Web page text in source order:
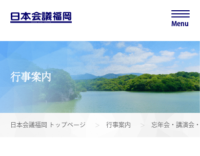
Menu
行事案内
日本会議福岡 トップページ 行事案内 忘年会・講演会・